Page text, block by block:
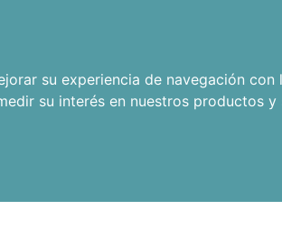
su experiencia de navegación con
su interés en nuestros productos